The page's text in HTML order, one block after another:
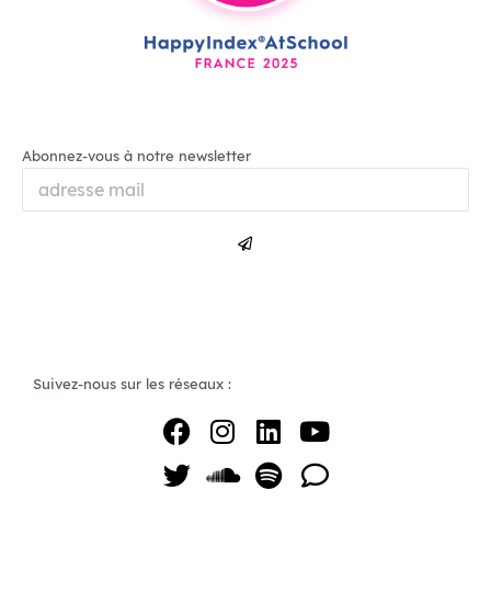
Abonnez-vous à notre newsletter
Suivez-nous sur les réseaux :